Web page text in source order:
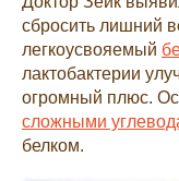
сбросить лишний
легкоусвояемый
лактобактерии
огромный плюс.
сложными
белком.